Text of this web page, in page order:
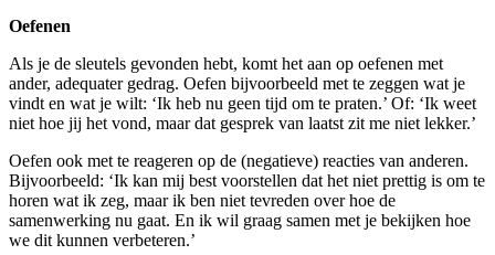
Oefenen
Als je de sleutels gevonden hebt, komt het aan op oefenen met
ander, adequater gedrag. Oefen bijvoorbeeld met te zeggen wat je
vindt en wat je wilt: ‘Ik heb nu geen tijd om te praten.’ Of: ‘Ik weet
niet hoe jij het vond, maar dat gesprek van laatst zit me niet lekker.’
Oefen ook met te reageren op de (negatieve) reacties van anderen.
Bijvoorbeeld: ‘Ik kan mij best voorstellen dat het niet prettig is om te
horen wat ik zeg, maar ik ben niet tevreden over hoe de
samenwerking nu gaat. En ik wil graag samen met je bekijken hoe
we dit kunnen verbeteren.’